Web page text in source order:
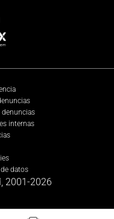
denuncias
internas
datos
2001-2026